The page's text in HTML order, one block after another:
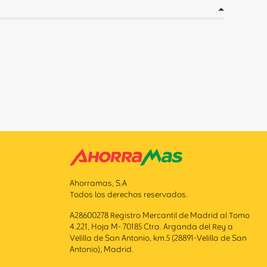
Ahorramas, S.A
Todos los derechos reservados.
A28600278 Registro Mercantil de Madrid al Tomo
4.221, Hoja M- 70185 Ctra. Arganda del Rey a
Velilla de San Antonio, km.5 (28891-Velilla de San
Antonio), Madrid.